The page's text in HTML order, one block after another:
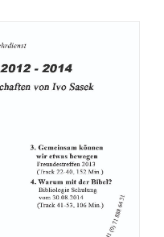
und Gleichnis
Gleichnis
Gleichnis
Gleichnis
Gleichnis
man Probleme